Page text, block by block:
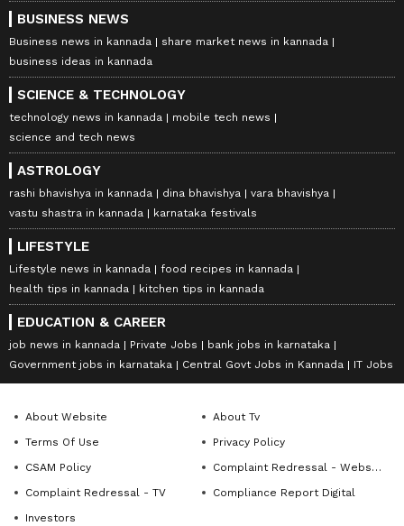
BUSINESS NEWS
Business news in kannada
share market news in kannada
business ideas in kannada
SCIENCE & TECHNOLOGY
technology news in kannada
mobile tech news
science and tech news
ASTROLOGY
rashi bhavishya in kannada dina bhavishya
vara bhavishya
vastu shastra in kannada
karnataka festivals
LIFESTYLE
Lifestyle news in kannada
food recipes in kannada
health tips in kannada
kitchen tips in kannada
EDUCATION & CAREER
job news in kannada Private Jobs
bank jobs in karnataka
Government jobs in karnataka
Central Govt Jobs in Kannada IT Jobs
About Website
About Tv
Terms Of Use
Privacy Policy
CSAM Policy
Complaint Redressal - Website
Complaint Redressal - TV
Compliance Report Digital
Investors